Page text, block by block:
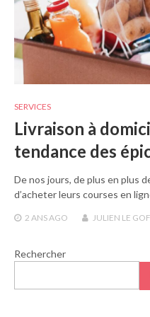
SERVICES
Livraison à
tendance des
De nos jours, de plus en plus
d’acheter leurs courses en
2 ANSAGO JULIEN LE
Rechercher